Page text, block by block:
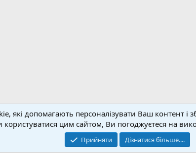
© 2020-2026 FPVUA.ORG Розроблено:Magshifter
які допомагають персоналізувати Ваш контент і
цим сайтом, Ви погоджуєтеся на
Прийняти Дізнатися більше....